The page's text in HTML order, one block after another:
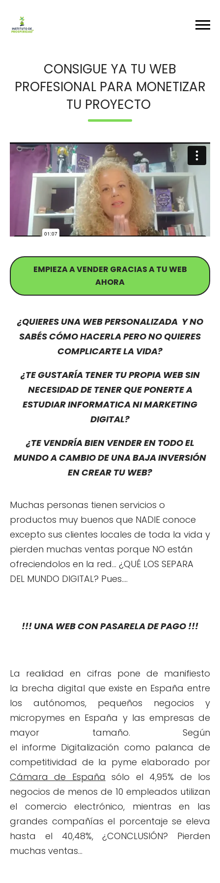
CONSIGUE YA TU WEB
PROFESIONAL PARA MONETIZAR
TU PROYECTO
EMPIEZA A VENDER GRACIAS A TU WEB
AHORA
¿QUIERES UNA WEB PERSONALIZADA Y NO
SABÉS CÓMO HACERLA PERO NO QUIERES
COMPLICARTE LA VIDA?
¿TE GUSTARÍA TENER TU PROPIA WEB SIN
NECESIDAD DE TENER QUE PONERTE A
ESTUDIAR INFORMATICA NI MARKETING
DIGITAL?
¿TE VENDRÍA BIEN VENDER EN TODO EL
MUNDO A CAMBIO DE UNA BAJA INVERSIÓN
EN CREAR TU WEB?
Muchas personas tienen servicios o
productos muy buenos que NADIE conoce
excepto sus clientes locales de toda la vida y
pierden muchas ventas porque NO están
ofreciendolos en la red... ¿QUÉ LOS SEPARA
DEL MUNDO DIGITAL? Pues....
!!! UNA WEB CON PASARELA DE PAGO !!!
La realidad en cifras pone de manifiesto
la brecha digital que existe en España entre
los autónomos, pequeños negocios y
micropymes en España y las empresas de
mayor tamaño. Según
el informe Digitalización como palanca de
competitividad de la pyme elaborado por
Cámara de España sólo el 4,95% de los
negocios de menos de 10 empleados utilizan
el comercio electrónico, mientras en las
grandes compañías el porcentaje se eleva
hasta el 40,48%, ¿CONCLUSIÓN? Pierden
muchas ventas...